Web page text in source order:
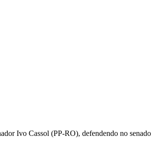
Ivo Cassol (PP-RO), defendendo no